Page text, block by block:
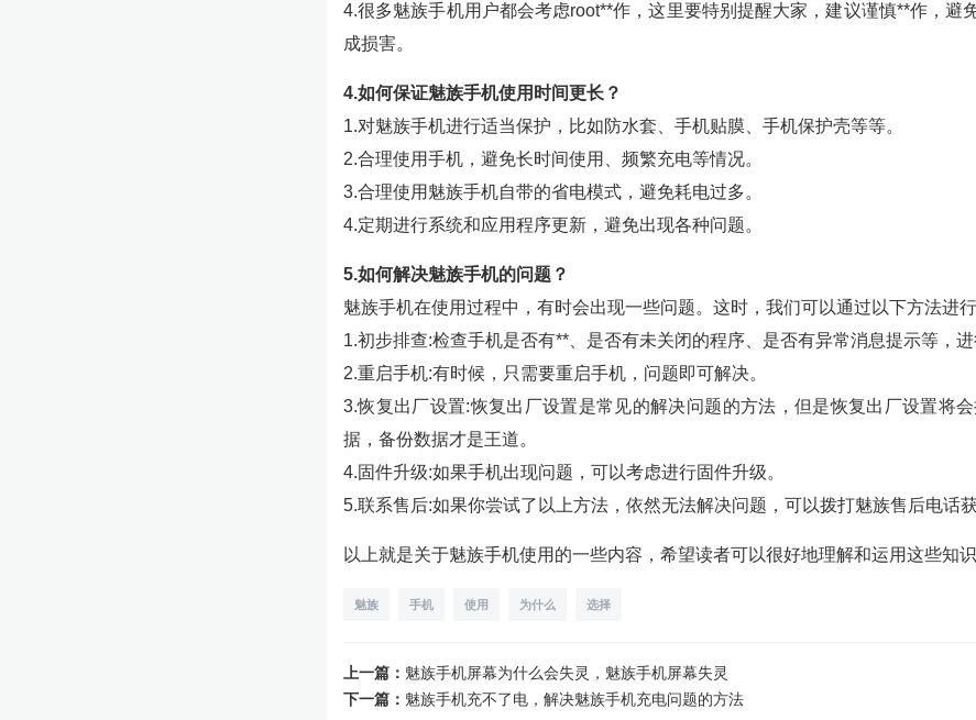
4.很多魅族手机用户都会考虑root**作，这里要特别提醒大家，建议谨慎**作，避
成损害。
4.如何保证魅族手机使用时间更长？
1.对魅族手机进行适当保护，比如防水套、手机贴膜、手机保护壳等等。
2.合理使用手机，避免长时间使用、频繁充电等情况。
3.合理使用魅族手机自带的省电模式，避免耗电过多。
4.定期进行系统和应用程序更新，避免出现各种问题。
5.如何解决魅族手机的问题？
魅族手机在使用过程中，有时会出现一些问题。这时，我们可以通过以下方法进行
1.初步排查:检查手机是否有**、是否有未关闭的程序、是否有异常消息提示等，进
2.重启手机:有时候，只需要重启手机，问题即可解决。
3.恢复出厂设置:恢复出厂设置是常见的解决问题的方法，但是恢复出厂设置将
据，备份数据才是王道。
4.固件升级:如果手机出现问题，可以考虑进行固件升级。
5.联系售后:如果你尝试了以上方法，依然无法解决问题，可以拨打魅族售后电话获
以上就是关于魅族手机使用的一些内容，希望读者可以很好地理解和运用这些知识
魅族 手机 使用 为什么 选择
上一篇： 魅族手机屏幕为什么会失灵，魅族手机屏幕失灵
下一篇： 魅族手机充不了电，解决魅族手机充电问题的方法